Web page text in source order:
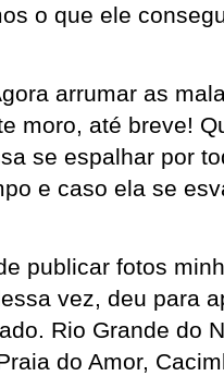
o que ele
arrumar as
moro, até breve!
se espalhar por
e caso ela se
publicar fotos
vez, deu para
Rio Grande do
do Amor,